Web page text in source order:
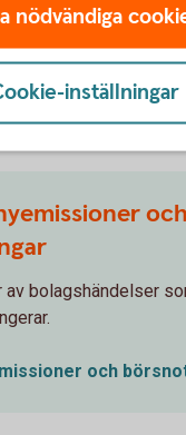
och privatekonomi.
aktiellt.se)
och
av bolagshändelser
och
nödvändiga
inställningar